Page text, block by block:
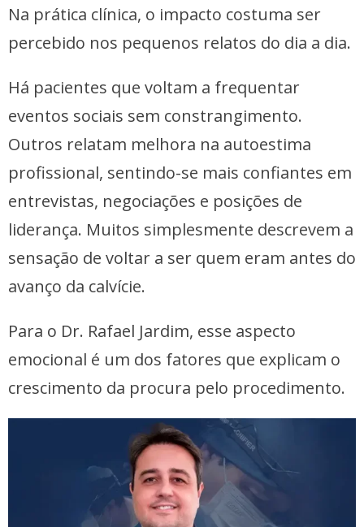
Na prática clínica, o impacto costuma ser
percebido nos pequenos relatos do dia a dia.
Há pacientes que voltam a frequentar
eventos sociais sem constrangimento.
Outros relatam melhora na autoestima
profissional, sentindo-se mais confiantes em
entrevistas, negociações e posições de
liderança. Muitos simplesmente descrevem a
sensação de voltar a ser quem eram antes do
avanço da calvície.
Para o Dr. Rafael Jardim, esse aspecto
emocional é um dos fatores que explicam o
crescimento da procura pelo procedimento.